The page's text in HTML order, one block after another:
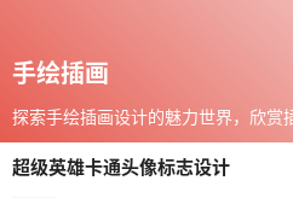
手绘插画
超级英雄卡通头像标志设计